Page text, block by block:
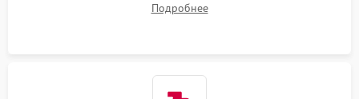
циркуляционному насосу, ТЭНу и сливной помпе.
Подробнее